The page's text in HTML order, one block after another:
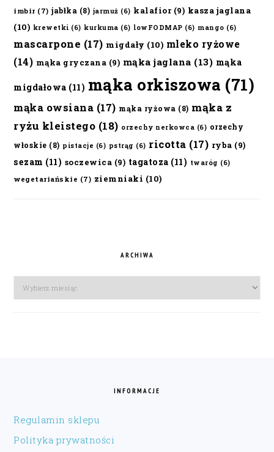
imbir (7) jabłka (8) jarmuż (6) kalafior(9) kasza jaglana
(10) krewetki (6) kurkuma (6) lowFODMAP (6) mango (6)
mascarpone (17) migdały (10) mleko ryżowe
(14) mąka gryczana (9) mąka jaglana (13) mąka
migdałowa (11) mąka orkiszowa (71)
mąka owsiana (17) mąka ryżowa (8) mąka z
ryżu kleistego (18) orzechy nerkowca (6) orzechy
włoskie (8) pistacje (6) pstrąg (6) ricotta (17) ryba (9)
sezam (11) soczewica (9) tagatoza (11) twaróg (6)
wegetariańskie (7) ziemniaki (10)
ARCHIWA
Archiwa
INFORMACJE
Regulamin sklepu
Polityka prywatności